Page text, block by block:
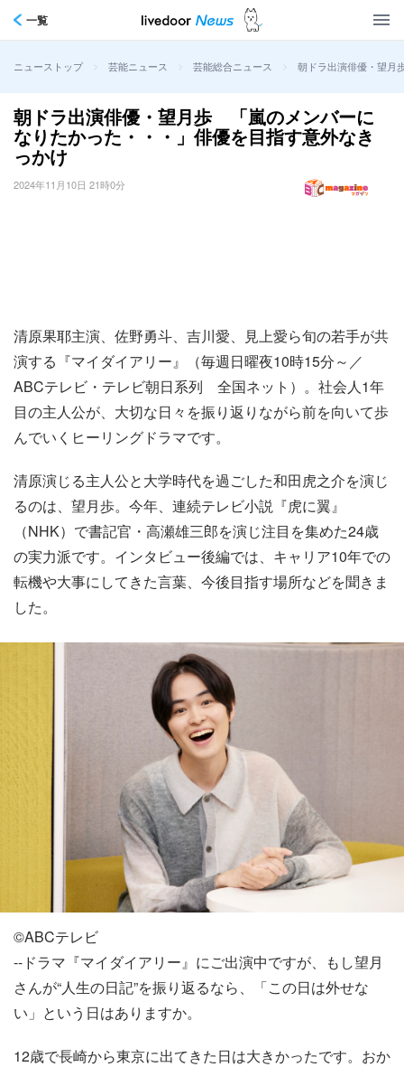
一覧
ニューストップ > 芸能ニュース > 芸能総合ニュース > 朝ドラ出演俳優・望月
朝ドラ出演俳優・望月歩 「嵐のメンバーに
なりたかった・・・」俳優を目指す意外なき
っかけ
2024年11月10日 21時0分
清原果耶主演、佐野勇斗、吉川愛、見上愛ら旬の若手が共
演する『マイダイアリー』（毎週日曜夜10時15分～／
ABCテレビ・テレビ朝日系列 全国ネット）。社会人1年
目の主人公が、大切な日々を振り返りながら前を向いて歩
んでいくヒーリングドラマです。
清原演じる主人公と大学時代を過ごした和田虎之介を演じ
るのは、望月歩。今年、連続テレビ小説『虎に翼』
（NHK）で書記官・高瀬雄三郎を演じ注目を集めた24歳
の実力派です。インタビュー後編では、キャリア10年での
転機や大事にしてきた言葉、今後目指す場所などを聞きま
した。
©️ABCテレビ
--ドラマ『マイダイアリー』にご出演中ですが、もし望月
さんが“人生の日記”を振り返るなら、「この日は外せな
い」という日はありますか。
12歳で長崎から東京に出てきた日は大きかったです。おか